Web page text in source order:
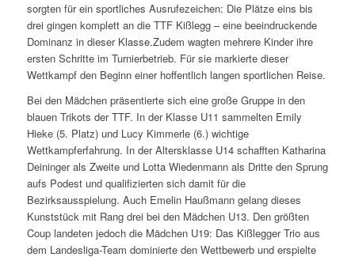
sorgten für ein sportliches Ausrufezeichen: Die Plätze eins bis
drei gingen komplett an die TTF Kißlegg – eine beeindruckende
Dominanz in dieser Klasse.Zudem wagten mehrere Kinder ihre
ersten Schritte im Turnierbetrieb. Für sie markierte dieser
Wettkampf den Beginn einer hoffentlich langen sportlichen Reise.
Bei den Mädchen präsentierte sich eine große Gruppe in den
blauen Trikots der TTF. In der Klasse U11 sammelten Emily
Hieke (5. Platz) und Lucy Kimmerle (6.) wichtige
Wettkampferfahrung. In der Altersklasse U14 schafften Katharina
Deininger als Zweite und Lotta Wiedenmann als Dritte den Sprung
aufs Podest und qualifizierten sich damit für die
Bezirksausspielung. Auch Emelin Haußmann gelang dieses
Kunststück mit Rang drei bei den Mädchen U13. Den größten
Coup landeten jedoch die Mädchen U19: Das Kißlegger Trio aus
dem Landesliga-Team dominierte den Wettbewerb und erspielte